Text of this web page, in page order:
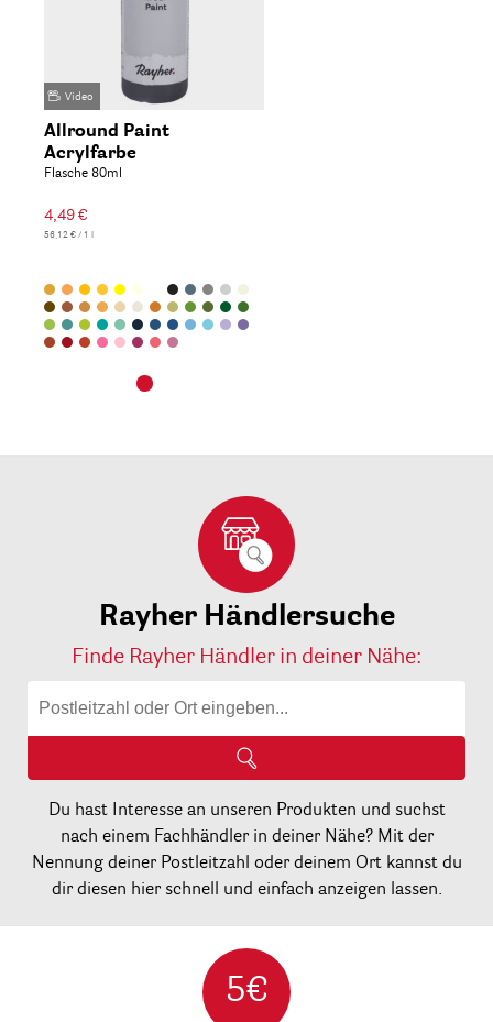
Video
Allround Paint
Acrylfarbe
Flasche 80ml
4,49 €
56,12 € / 1 l
Rayher Händlersuche
Finde Rayher Händler in deiner Nähe:
Du hast Interesse an unseren Produkten und suchst
nach einem Fachhändler in deiner Nähe? Mit der
Nennung deiner Postleitzahl oder deinem Ort kannst du
dir diesen hier schnell und einfach anzeigen lassen.
5€